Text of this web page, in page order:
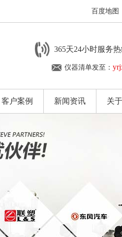
百度地图
365天24小时服务热
仪器清单发至：
客户案例 新闻资讯 关